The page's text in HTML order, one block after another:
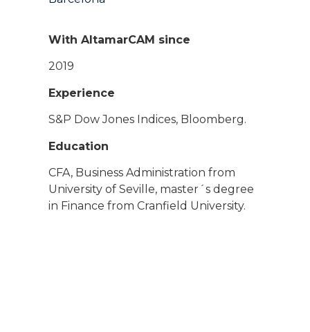
With AltamarCAM since
2019
Experience
S&P Dow Jones Indices, Bloomberg.
Education
CFA, Business Administration from
University of Seville, master´s degree
in Finance from Cranfield University.